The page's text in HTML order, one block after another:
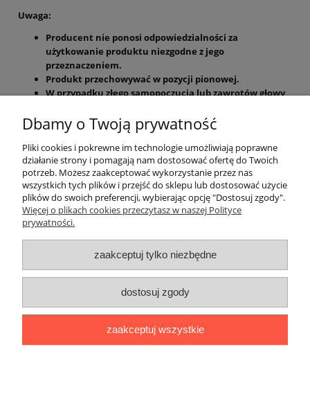
Uwaga:
Producent nie ponosi odpowiedzialności za
użytkowanie produktu niezgodne z jego
przeznaczeniem.
Produkt przechowywać w pozycji pionowej.
W przypadku złego samopoczucia lub zawrotów głowy
Nie pozostawiać w temperaturze powyżej 75 stopni
Celsjusza.
Zmysłowy zapach uzyskany po aplikacji 5 dawek
perfum będzie utrzymywał się w Twoim samochodzie
nawet do kilku dni !
Pomoc
Moje konto
Płatności i dostawa
Informacje
Dbamy o Twoją prywatność
Pliki cookies i pokrewne im technologie umożliwiają poprawne
działanie strony i pomagają nam dostosować ofertę do Twoich
potrzeb. Możesz zaakceptować wykorzystanie przez nas
wszystkich tych plików i przejść do sklepu lub dostosować użycie
plików do swoich preferencji, wybierając opcję "Dostosuj zgody".
Więcej o plikach cookies przeczytasz w naszej Polityce
prywatności.
zaakceptuj tylko niezbędne
dostosuj zgody
zaakceptuj wszystkie